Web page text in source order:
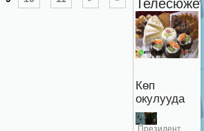
Көп
окулууда
Президент